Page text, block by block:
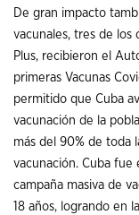
De gran impacto
vacunales, tres de los
Plus, recibieron el
primeras Vacunas
permitido que Cuba
vacunación de la
más del 90% de toda
vacunación. Cuba
campaña masiva de
18 años, logrando en